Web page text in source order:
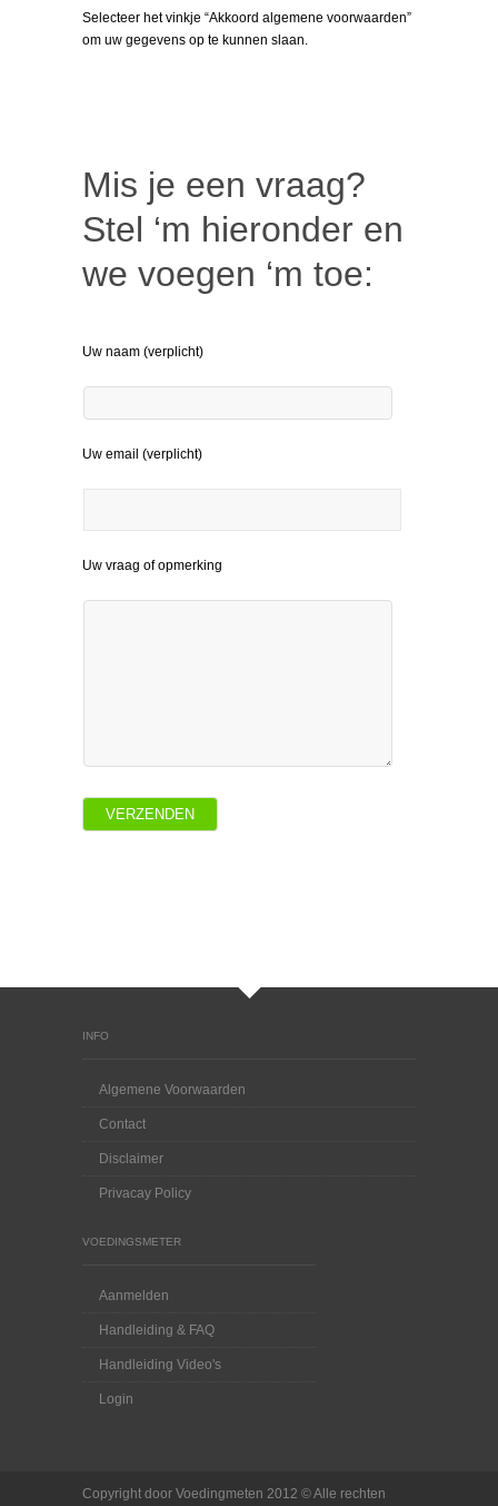
Selecteer het vinkje “Akkoord algemene voorwaarden”
om uw gegevens op te kunnen slaan.
Mis je een vraag?
Stel ‘m hieronder en
we voegen ‘m toe:
Uw naam (verplicht)
Uw email (verplicht)
Uw vraag of opmerking
INFO
Algemene Voorwaarden
Contact
Disclaimer
Privacay Policy
VOEDINGSMETER
Aanmelden
Handleiding & FAQ
Handleiding Video's
Login
Copyright door Voedingmeten 2012 © Alle rechten